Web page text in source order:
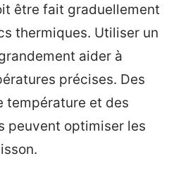
être fait graduellement
thermiques. Utiliser un
aider à
précises. Des
température et des
peuvent optimiser les